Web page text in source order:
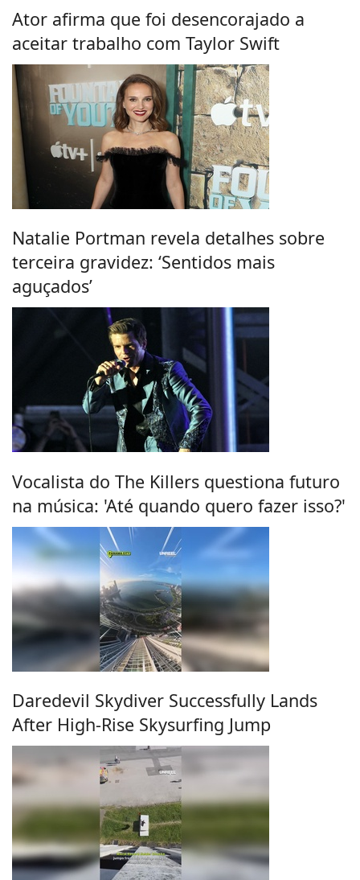
Ator afirma que foi desencorajado a
aceitar trabalho com Taylor Swift
Natalie Portman revela detalhes sobre
terceira gravidez: ‘Sentidos mais
aguçados’
Vocalista do The Killers questiona futuro
na música: 'Até quando quero fazer isso?'
Daredevil Skydiver Successfully Lands
After High-Rise Skysurfing Jump